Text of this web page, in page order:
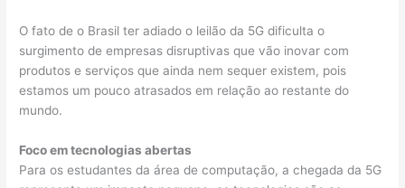
O fato de o Brasil ter adiado o leilão da 5G dificulta o
surgimento de empresas disruptivas que vão inovar com
produtos e serviços que ainda nem sequer existem, pois
estamos um pouco atrasados em relação ao restante do
mundo.
Foco em tecnologias abertas
Para os estudantes da área de computação, a chegada da 5G